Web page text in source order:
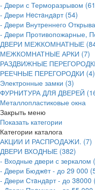
- Двери с Терморазрывом
- Двери Нecтaндaрт (54)
- Двери Внутреннего
- Двери Противопожарные,
ДВЕРИ МЕЖКОМНАТНЫЕ
МЕЖКОМНАТНЫЕ АРКИ (7)
РАЗДВИЖНЫЕ
РЕЕЧНЫЕ ПЕРЕГОРОДКИ (4)
Электронные замки (3)
ФУРНИТУРА ДЛЯ ДВЕРЕЙ
Металлопластиковые окна
Закрыть меню
Показать категории
Категории каталога
АКЦИИ И РАСПРОДАЖИ. (7)
ДВЕРИ ВХОДНЫЕ (382)
- Входные двери с зеркалом
- Двери Бюджeт - до 29 000
- Двери Стaндaрт - до 38000